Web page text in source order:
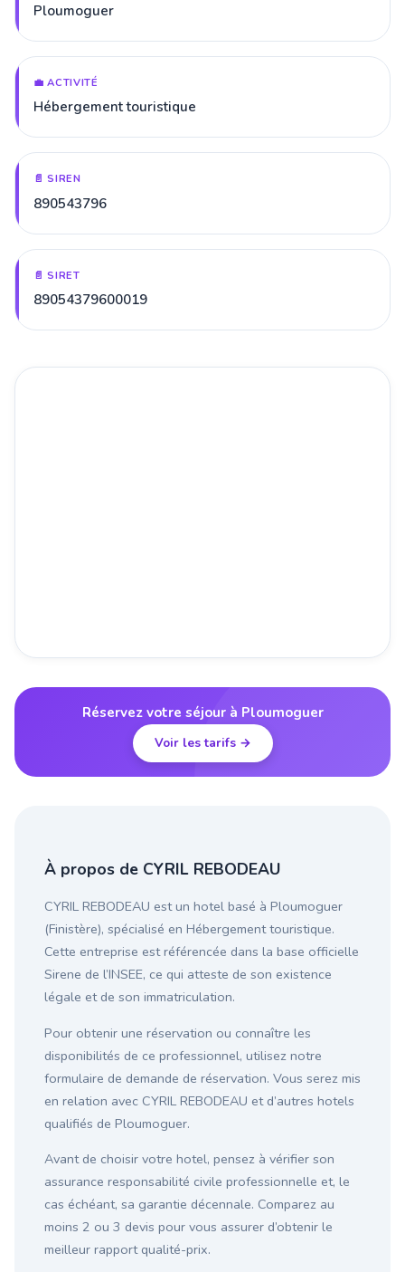
Ploumoguer
💼 ACTIVITÉ
Hébergement touristique
📄 SIREN
890543796
📄 SIRET
89054379600019
Réservez votre séjour à Ploumoguer
Voir les tarifs →
À propos de CYRIL REBODEAU
CYRIL REBODEAU est un hotel basé à Ploumoguer
(Finistère), spécialisé en Hébergement touristique.
Cette entreprise est référencée dans la base officielle
Sirene de l’INSEE, ce qui atteste de son existence
légale et de son immatriculation.
Pour obtenir une réservation ou connaître les
disponibilités de ce professionnel, utilisez notre
formulaire de demande de réservation. Vous serez mis
en relation avec CYRIL REBODEAU et d’autres hotels
qualifiés de Ploumoguer.
Avant de choisir votre hotel, pensez à vérifier son
assurance responsabilité civile professionnelle et, le
cas échéant, sa garantie décennale. Comparez au
moins 2 ou 3 devis pour vous assurer d’obtenir le
meilleur rapport qualité-prix.